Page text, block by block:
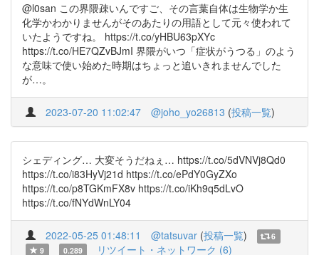
@l0san この界隈疎いんですご、その言葉自体は生物学か生
化学かわかりませんがそのあたりの用語として元々使われて
いたようですね。 https://t.co/yHBU63pXYc
https://t.co/HE7QZvBJmI 界隈がいつ「症状がうつる」のよう
な意味で使い始めた時期はちょっと追いきれませんでした
が…。
2023-07-20 11:02:47 @joho_yo26813 (投稿一覧)
シェディング… 大変そうだねぇ… https://t.co/5dVNVj8Qd0
https://t.co/i83HyVj21d https://t.co/ePdY0GyZXo
https://t.co/p8TGKmFX8v https://t.co/iKh9q5dLvO
https://t.co/fNYdWnLY04
2022-05-25 01:48:11 @tatsuvar (投稿一覧)
6
9
0.289 リツイート・ネットワーク (6)